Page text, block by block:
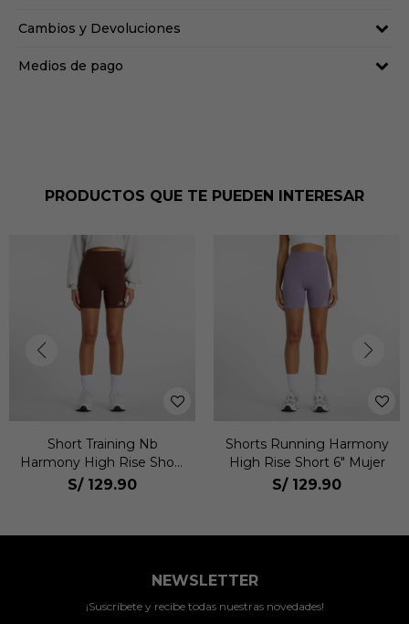
Cambios y Devoluciones
Medios de pago
PRODUCTOS QUE TE PUEDEN INTERESAR
Short Training Nb
Harmony High Rise Short
6" Mujer
S/ 129.90
Shorts Running Harmony
High Rise Short 6" Mujer
S/ 129.90
NEWSLETTER
¡Suscríbete y recibe todas nuestras novedades!